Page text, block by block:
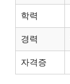
학력
경력
자격증